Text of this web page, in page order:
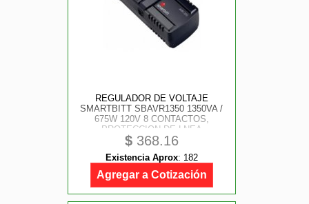
REGULADOR DE VOLTAJE
SMARTBITT SBAVR1350 1350VA /
675W 120V 8 CONTACTOS,
PROTECCION DE LNEA
TELEFONICA RJ-11
$ 368.16
Existencia Aprox: 182
Agregar a Cotización